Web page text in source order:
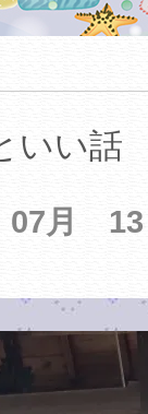
いい話
07月